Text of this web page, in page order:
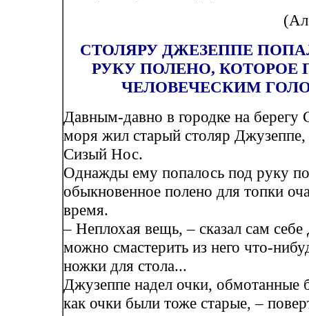
СТОЛЯРУ ДЖЕЗЕППЕ
РУКУ ПОЛЕНО,
ЧЕЛОВЕЧЕСКИМ
Давным-давно в городке на берегу
моря жил старый столяр
Сизый Нос.
Однажды ему попалось под руку
обыкновенное полено для топки
время.
– Неплохая вещь, – сказал сам
можно смастерить из него что-
ножки для стола...
Джузеппе надел очки, обмотанные
как очки были тоже старые, –